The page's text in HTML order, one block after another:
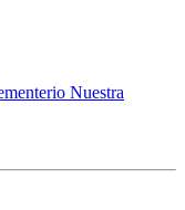
Nuestra